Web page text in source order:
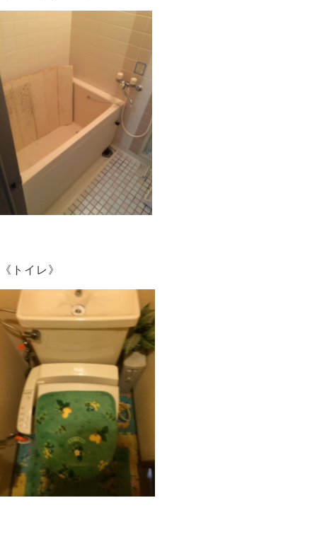
《トイレ》